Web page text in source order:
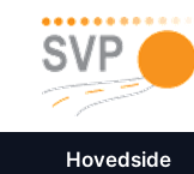
Hopp
innhold
Hovedside